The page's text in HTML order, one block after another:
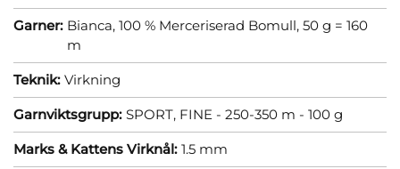
Garner: Bianca, 100 % Merceriserad Bomull, 50 g = 160
m
Teknik: Virkning
Garnviktsgrupp: SPORT, FINE - 250-350 m - 100 g
Marks & Kattens Virknål: 1.5 mm